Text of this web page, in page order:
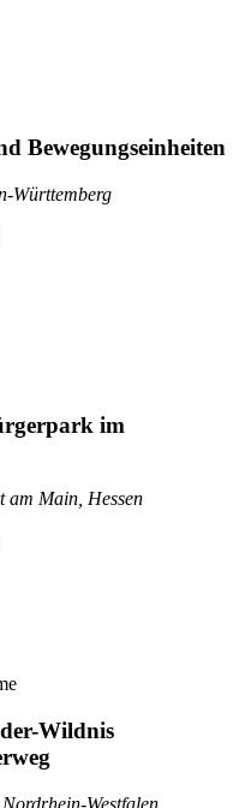
Bewegungseinheiten
Württemberg
im
am Main, Hessen
Wildnis
Westfalen